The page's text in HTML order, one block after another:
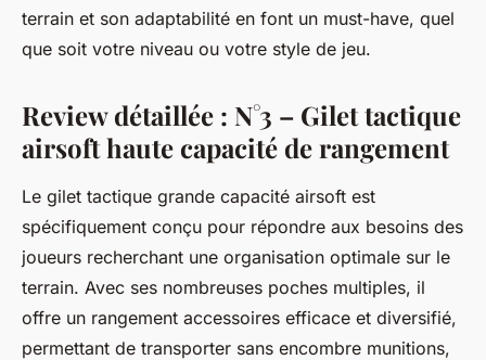
terrain et son adaptabilité en font un must-have, quel
que soit votre niveau ou votre style de jeu.
Review détaillée : N°3 – Gilet tactique
airsoft haute capacité de rangement
Le gilet tactique grande capacité airsoft est
spécifiquement conçu pour répondre aux besoins des
joueurs recherchant une organisation optimale sur le
terrain. Avec ses nombreuses poches multiples, il
offre un rangement accessoires efficace et diversifié,
permettant de transporter sans encombre munitions,